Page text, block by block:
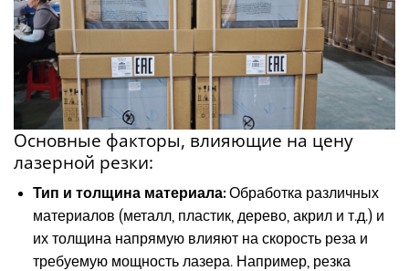
Основные факторы, влияющие на цену
лазерной резки:
Тип и толщина материала:Обработка различных
материалов (металл, пластик, дерево, акрил и т.д.) и
их толщина напрямую влияют на скорость реза и
требуемую мощность лазера. Например, резка